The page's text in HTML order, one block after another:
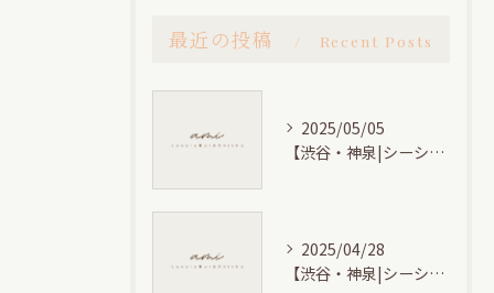
最近の投稿 Recent Posts
2025/05/05
【渋谷・神泉|シーシャ】誰かと話したくなる夜は、落ち着いた空間が人を素直にする場所へ。
2025/04/28
【渋谷・神泉|シーシャ】春を感じるフレーバーを楽しもう！桜やフルーツを使ったシーシャのお勧め組み合わせ！